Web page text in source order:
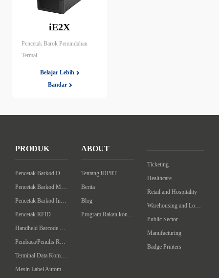
iE2X
Pencetak Barok Pemindahan
Termal
Belajar Lebih
Bandar
PRODUK
Pencetak Barkod Desktop
Pencetak Barkod Mudah
Pencetak Barkod Industrial
Pencetak RFID
Handheld Barcode Scanner
Pembaca/Penulis RFID Komputer Tangan
Terminal Data Komputer Telapak
Mesin Label Automatik
ABOUT
Tentang iDPRT
Berita
Blog
Program Rakan kongsi
Ticketing
Healthcare
Retail and Hospitality
Warehousing and Logistics
Public Sector
Manufacturing
Badge Printers